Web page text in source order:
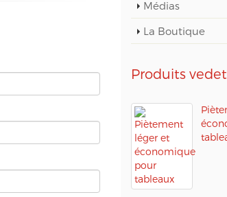
Médias
La Boutique
Produits